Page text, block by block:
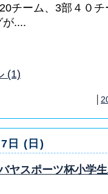
チーム、3部４０
が....
(1)
日 (日)
ヤスポーツ杯小学